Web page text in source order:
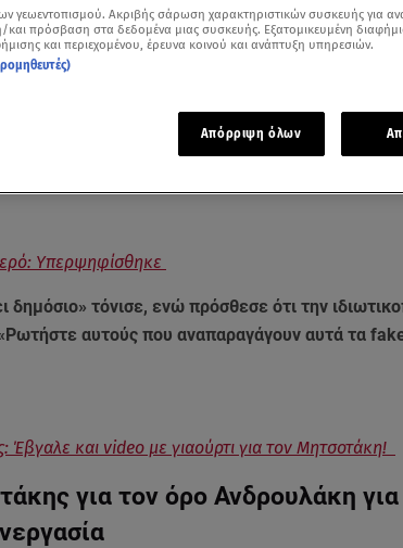
Add star.gr on Google
τη σύνοδο κορυφής στις Βρυξέλλες (Video ΕΡΤ)
ζήτημα ιδιωτικοποίησης του
συνέντευξη Τύπου που παραχώρησε μετά τη
Υπερψηφίσθηκε
δημόσιο» τόνισε, ενώ πρόσθεσε ότι την
αυτούς που αναπαραγάγουν αυτά τα
Έβγαλε και video με γιαούρτι για τον Μητσοτάκη!
για τον όρο Ανδρουλάκη για
γεωεντοπισμού. Ακριβής σάρωση χαρακτηριστικών συσκευής για
πρόσβαση στα δεδομένα μιας συσκευής. Εξατομικευμένη
και περιεχομένου, έρευνα κοινού και ανάπτυξη υπηρεσιών.
Απόρριψη όλων